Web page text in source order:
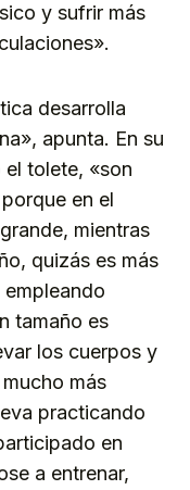
y sufrir más
desarrolla
apunta. En su
tolete, «son
en el
mientras
quizás es más
tamaño es
los cuerpos y
más
practicando
en
a entrenar,